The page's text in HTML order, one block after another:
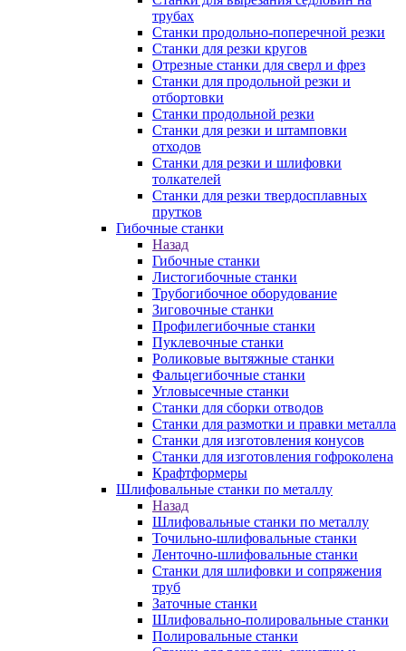
трубаx
Станки продольно-поперечной резки
Станки для резки кругов
Отрезные станки для сверл и фрез
Станки для продольной резки и
отбортовки
Станки продольной резки
Станки для резки и штамповки
отходов
Станки для резки и шлифовки
толкателей
Станки для резки твердосплавных
прутков
Гибочные станки
Назад
Гибочные станки
Листогибочные станки
Трубогибочное оборудование
Зиговочные станки
Профилегибочные станки
Пуклевочные станки
Роликовые вытяжные станки
Фальцегибочные станки
Угловысечные станки
Станки для сборки отводов
Станки для размотки и правки металла
Станки для изготовления конусов
Станки для изготовления гофроколена
Крафтформеры
Шлифовальные станки по металлу
Назад
Шлифовальные станки по металлу
Точильно-шлифовальные станки
Ленточно-шлифовальные станки
Станки для шлифовки и сопряжения
труб
Заточные станки
Шлифовально-полировальные станки
Полировальные станки